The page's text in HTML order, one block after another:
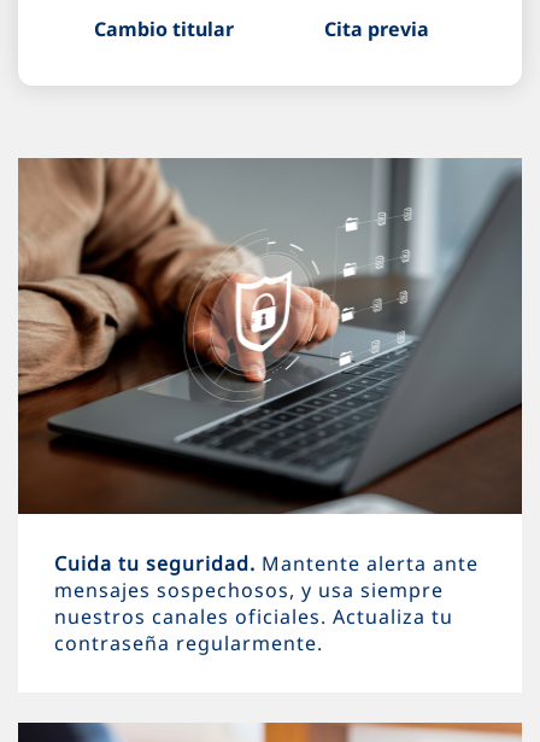
Cambio titular Cita previa
Cuida tu seguridad. Mantente alerta ante
mensajes sospechosos, y usa siempre
nuestros canales oficiales. Actualiza tu
contraseña regularmente.